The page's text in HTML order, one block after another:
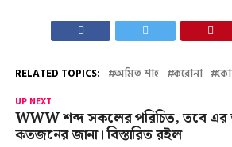
RELATED TOPICS: অমিত শাহ করোনা
UP NEXT
WWW শব্দ সকলের পরিচিত, তবে
কতজনের জানা। বিস্তারিত রইল